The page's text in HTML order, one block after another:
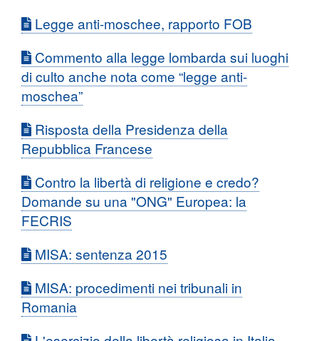
Legge anti-moschee, rapporto FOB
Commento alla legge lombarda sui luoghi
di culto anche nota come “legge anti-
moschea”
Risposta della Presidenza della
Repubblica Francese
Contro la libertà di religione e credo?
Domande su una "ONG" Europea: la
FECRIS
MISA: sentenza 2015
MISA: procedimenti nei tribunali in
Romania